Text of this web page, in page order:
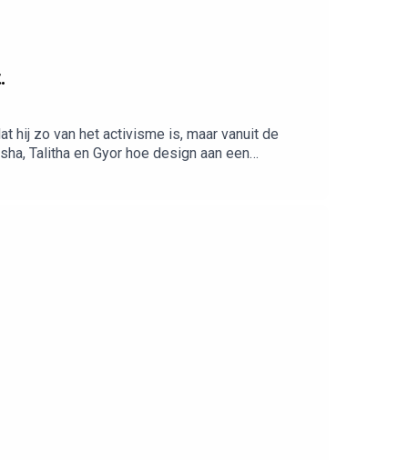
hij zo van het activisme is, maar vanuit de
Talitha en Gyor hoe design aan een